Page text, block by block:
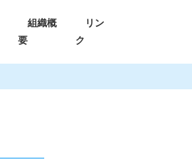
組織概
要
リン
ク